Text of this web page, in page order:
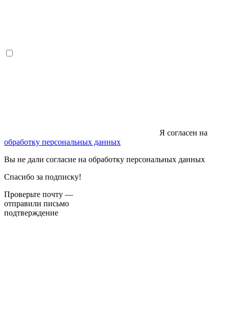
Я согласен на
обработку персональных данных
Вы не дали согласие на обработку персональных данных
Спасибо за подписку!
Проверьте почту —
отправили письмо
подтверждение